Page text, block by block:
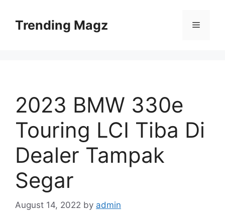
contentTrending Magz Menu
2023 BMW 330e
Touring LCI Tiba Di
Dealer Tampak
Segar
August 14, 2022 by admin